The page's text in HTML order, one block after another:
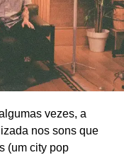
vezes, a
nos sons que
(um city pop